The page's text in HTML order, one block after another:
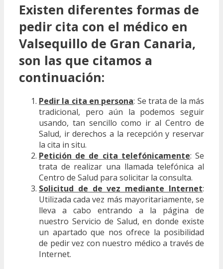
Existen diferentes formas de
pedir cita con el médico en
Valsequillo de Gran Canaria,
son las que citamos a
continuación:
Pedir la cita en persona: Se trata de la más
tradicional, pero aún la podemos seguir
usando, tan sencillo como ir al Centro de
Salud, ir derechos a la recepción y reservar
la cita in situ.
Petición de de cita telefónicamente: Se
trata de realizar una llamada telefónica al
Centro de Salud para solicitar la consulta.
Solicitud de de vez mediante Internet:
Utilizada cada vez más mayoritariamente, se
lleva a cabo entrando a la página de
nuestro Servicio de Salud, en donde existe
un apartado que nos ofrece la posibilidad
de pedir vez con nuestro médico a través de
Internet.